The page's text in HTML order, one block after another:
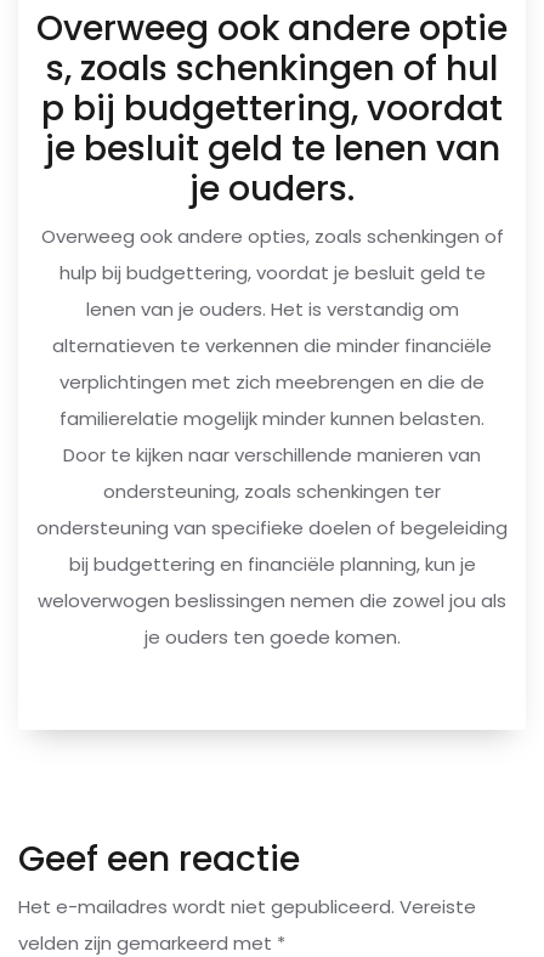
Overweeg ook andere optie
s, zoals schenkingen of hul
p bij budgettering, voordat
je besluit geld te lenen van
je ouders.
Overweeg ook andere opties, zoals schenkingen of
hulp bij budgettering, voordat je besluit geld te
lenen van je ouders. Het is verstandig om
alternatieven te verkennen die minder financiële
verplichtingen met zich meebrengen en die de
familierelatie mogelijk minder kunnen belasten.
Door te kijken naar verschillende manieren van
ondersteuning, zoals schenkingen ter
ondersteuning van specifieke doelen of begeleiding
bij budgettering en financiële planning, kun je
weloverwogen beslissingen nemen die zowel jou als
je ouders ten goede komen.
Geef een reactie
Het e-mailadres wordt niet gepubliceerd. Vereiste
velden zijn gemarkeerd met *